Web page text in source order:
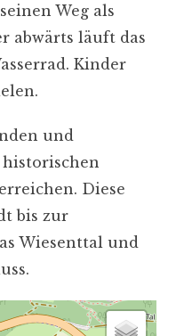
Weg als
abwärts läuft das
Kinder
und
Diese
bis zur
Wiesenttal und